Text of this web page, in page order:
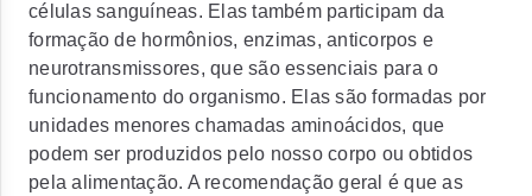
células sanguíneas. Elas também participam da
formação de hormônios, enzimas, anticorpos e
neurotransmissores, que são essenciais para o
funcionamento do organismo. Elas são formadas por
unidades menores chamadas aminoácidos, que
podem ser produzidos pelo nosso corpo ou obtidos
pela alimentação. A recomendação geral é que as